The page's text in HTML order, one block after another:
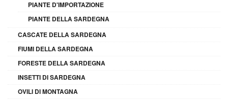
PIANTE D'IMPORTAZIONE
PIANTE DELLA SARDEGNA
CASCATE DELLA SARDEGNA
FIUMI DELLA SARDEGNA
FORESTE DELLA SARDEGNA
INSETTI DI SARDEGNA
OVILI DI MONTAGNA